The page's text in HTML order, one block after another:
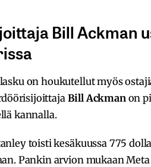
Bill Ackman
on houkutellut myös
Bill Ackmanon
kannalla.
toisti kesäkuussa 775
Pankin arvion mukaan